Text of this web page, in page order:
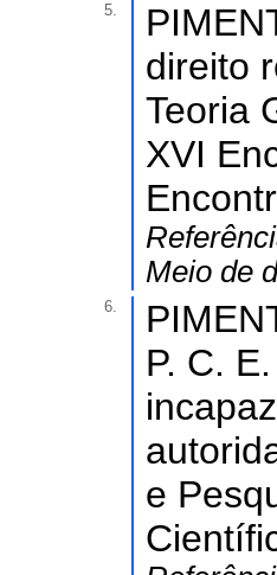
5.
direito
Teoria
XVI
Meio de
6.
P. C.
e